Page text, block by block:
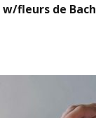
fleurs de Bach